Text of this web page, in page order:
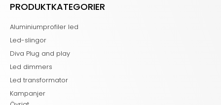
PRODUKTKATEGORIER
Aluminiumprofiler led
Led-slingor
Diva Plug and play
Led dimmers
Led transformator
Kampanjer